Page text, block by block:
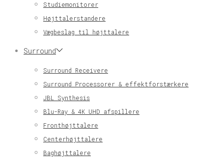
Studiemonitorer
Højttalerstandere
Vægbeslag til højttalere
Surround
Surround Receivere
Surround Processorer & effektforstærkere
JBL Synthesis
Blu-Ray & 4K UHD afspillere
Fronthøjttalere
Centerhøjttalere
Baghøjttalere